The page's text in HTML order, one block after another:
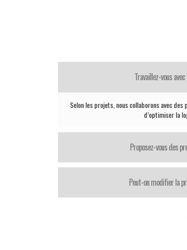
Travaillez-vous
Selon les projets, nous collaborons avec
d’optimiser la
Proposez-vous des
Peut-on modifier la